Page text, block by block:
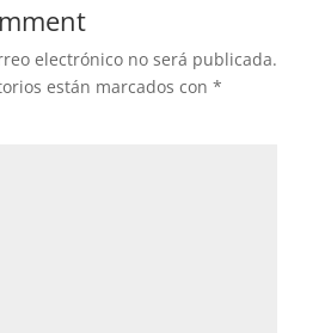
electrónico no será publicada.
están marcados con *